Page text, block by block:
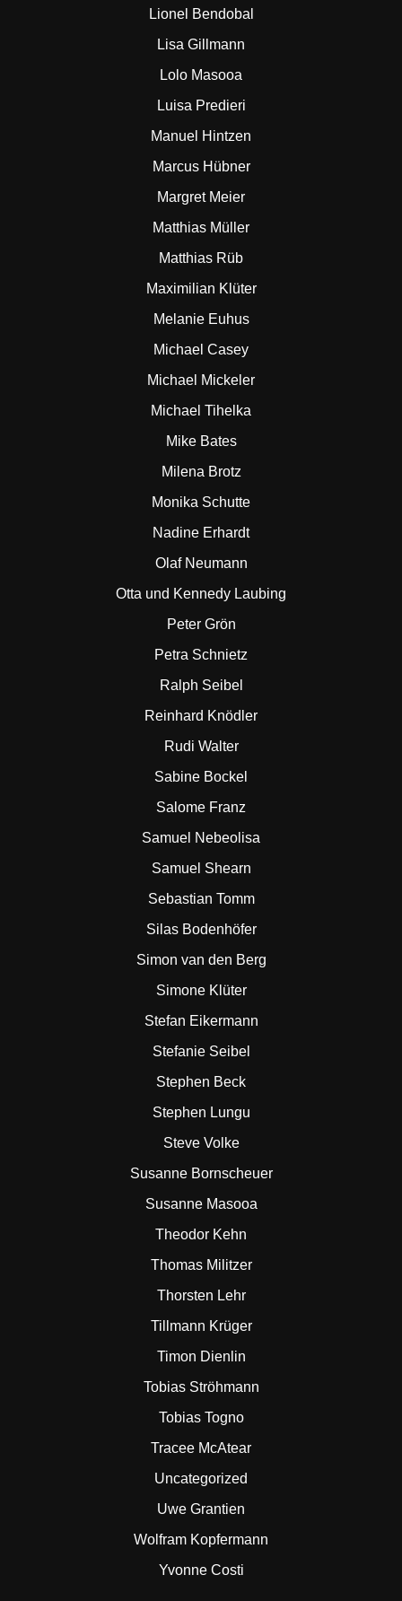
Lionel Bendobal
Lisa Gillmann
Lolo Masooa
Luisa Predieri
Manuel Hintzen
Marcus Hübner
Margret Meier
Matthias Müller
Matthias Rüb
Maximilian Klüter
Melanie Euhus
Michael Casey
Michael Mickeler
Michael Tihelka
Mike Bates
Milena Brotz
Monika Schutte
Nadine Erhardt
Olaf Neumann
Otta und Kennedy Laubing
Peter Grön
Petra Schnietz
Ralph Seibel
Reinhard Knödler
Rudi Walter
Sabine Bockel
Salome Franz
Samuel Nebeolisa
Samuel Shearn
Sebastian Tomm
Silas Bodenhöfer
Simon van den Berg
Simone Klüter
Stefan Eikermann
Stefanie Seibel
Stephen Beck
Stephen Lungu
Steve Volke
Susanne Bornscheuer
Susanne Masooa
Theodor Kehn
Thomas Militzer
Thorsten Lehr
Tillmann Krüger
Timon Dienlin
Tobias Ströhmann
Tobias Togno
Tracee McAtear
Uncategorized
Uwe Grantien
Wolfram Kopfermann
Yvonne Costi